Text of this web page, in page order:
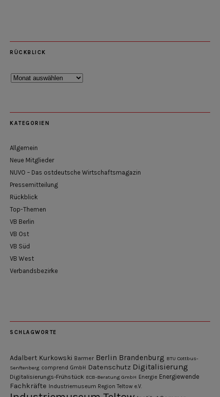
RÜCKBLICK
Rückblick
KATEGORIEN
Allgemein
Neue Mitglieder
NUVO – Das ostdeutsche Wirtschaftsmagazin
Pressemitteilung
Rückblick
Top-Themen
VB Berlin
VB Ost
VB Süd
VB West
Verbandsbezirke
SCHLAGWORTE
Adalbert Kurkowski Barmer Berlin Brandenburg BTU Cottbus-
Senftenberg comprend GmbH Datenschutz Digitalisierung
Digitalisierungs-Frühstück ECB-Beratung GmbH Energie Energiewende
Fachkräfte Industriemuseum Region Teltow e.V.